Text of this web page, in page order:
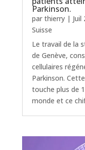
Parkinson.
par thierry| Juil
Suisse
Le travail de la
de Genève,
cellulaires
Parkinson.
touche plus de
monde et ce